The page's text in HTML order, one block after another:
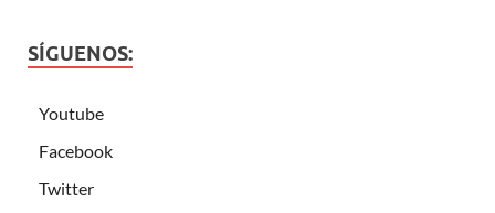
SÍGUENOS:
Youtube
Facebook
Twitter